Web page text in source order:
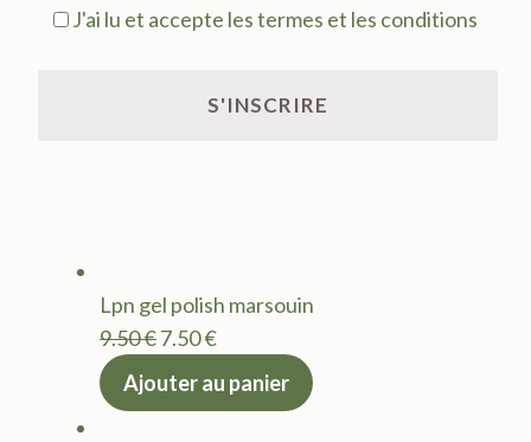
J'ai lu et accepte les termes et les conditions
Lpn gel polish marsouin
9.50€Le
prix
7.50€Le
actuel
Ajouter au panier